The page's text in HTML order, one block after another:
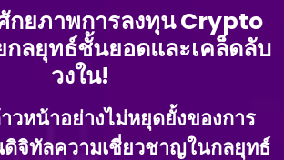
กยภาพการลงทุน Crypto
ลยุทธ์ชั้นยอดและเคล็ดลับ
วงใน!
วหน้าอย่างไม่หยุดยั้งของการ
ดิจิทัลความเชี่ยวชาญในกลยุทธ์